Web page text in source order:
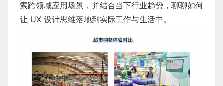
索跨领域应用场景，并结合当下行业趋势，聊聊如何
让 UX 设计思维落地到实际工作与生活中。